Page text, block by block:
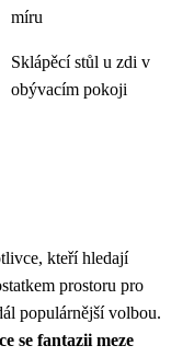
míru
Sklápěcí stůl u zdi v
obývacím pokoji
kteří hledají
prostoru pro
populárnější volbou.
se fantazii meze